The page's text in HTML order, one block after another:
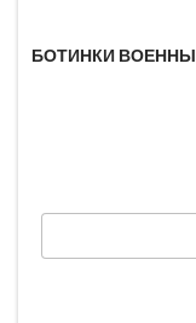
БОТИНКИ